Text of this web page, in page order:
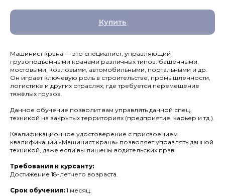
Купить
Машинист крана — это специалист, управляющий
грузоподъёмными кранами различных типов: башенными,
мостовыми, козловыми, автомобильными, портальными и др.
Он играет ключевую роль в строительстве, промышленности,
логистике и других отраслях, где требуется перемещение
тяжёлых грузов.
Данное обучение позволит вам управлять данной спец.
техникой на закрытых территориях (предприятие, карьер и тд.).
Квалификационное удостоверение с присвоением
квалификации «Машинист крана» позволяет управлять данной
техникой, даже если вы лишены водительских прав.
Требования к курсанту:
Достижение 18-летнего возраста.
Срок обучения: 1 месяц.